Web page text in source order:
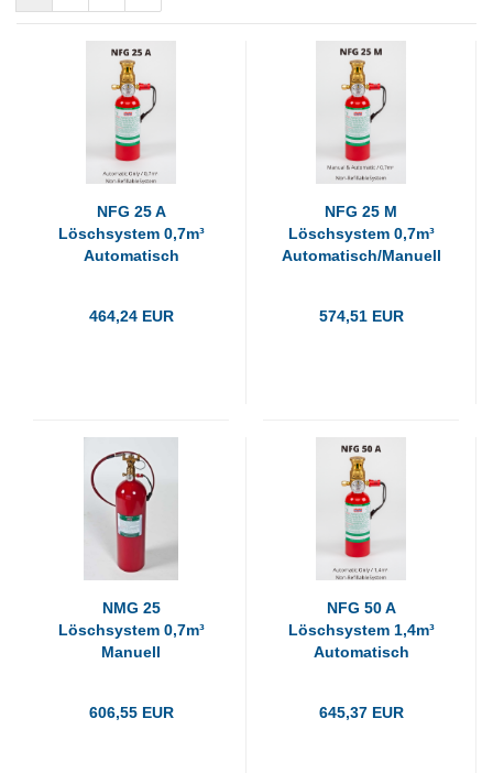
NFG 25 A
Löschsystem 0,7m³
Automatisch
464,24 EUR
NFG 25 M
Löschsystem 0,7m³
Automatisch/Manuell
574,51 EUR
NMG 25
Löschsystem 0,7m³
Manuell
606,55 EUR
NFG 50 A
Löschsystem 1,4m³
Automatisch
645,37 EUR